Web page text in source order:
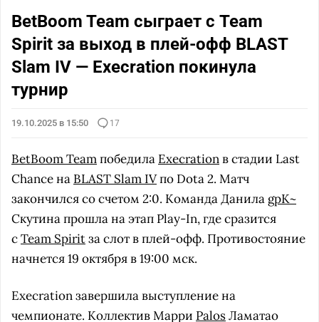
BetBoom Team сыграет с Team
Spirit за выход в плей-офф BLAST
Slam IV — Execration покинула
турнир
19.10.2025 в 15:50 17
BetBoom Teamпобедила Execrationв стадии Last
Chance на BLAST Slam IVпо Dota 2. Матч
закончился со счетом 2:0. Команда Данила gpK~
Скутина прошла на этап Play-In, где сразится
сTeam Spiritза слот в плей-офф. Противостояние
начнется 19 октября в 19:00 мск.
Execration завершила выступление на
чемпионате. Коллектив Марри PalosЛаматао